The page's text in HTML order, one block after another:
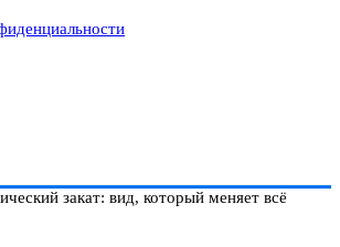
закат: вид, который меняет всё